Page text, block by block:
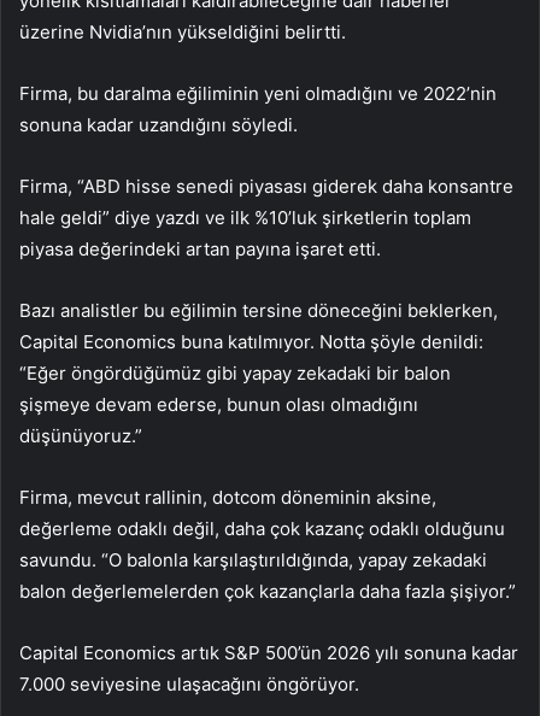
üzerine Nvidia’nın yükseldiğini belirtti.
Firma, bu daralma eğiliminin yeni olmadığını ve 2022’nin
sonuna kadar uzandığını söyledi.
Firma, “ABD hisse senedi piyasası giderek daha konsantre
hale geldi” diye yazdı ve ilk %10’luk şirketlerin toplam
piyasa değerindeki artan payına işaret etti.
Bazı analistler bu eğilimin tersine döneceğini beklerken,
Capital Economics buna katılmıyor. Notta şöyle denildi:
“Eğer öngördüğümüz gibi yapay zekadaki bir balon
şişmeye devam ederse, bunun olası olmadığını
düşünüyoruz.”
Firma, mevcut rallinin, dotcom döneminin aksine,
değerleme odaklı değil, daha çok kazanç odaklı olduğunu
savundu. “O balonla karşılaştırıldığında, yapay zekadaki
balon değerlemelerden çok kazançlarla daha fazla şişiyor.”
Capital Economics artık S&P 500’ün 2026 yılı sonuna kadar
7.000 seviyesine ulaşacağını öngörüyor.